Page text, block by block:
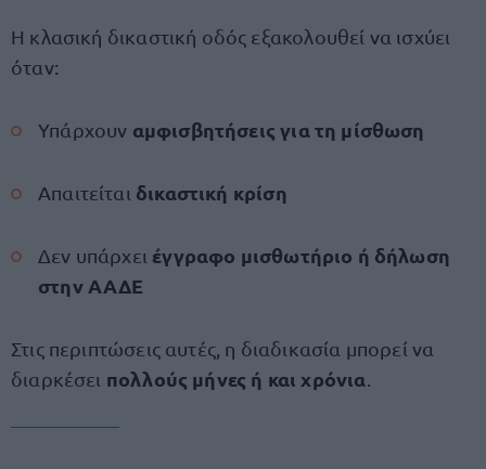
Η κλασική δικαστική οδός εξακολουθεί να ισχύει
όταν:
Υπάρχουν αμφισβητήσεις για τη μίσθωση
Απαιτείται δικαστική κρίση
Δεν υπάρχει έγγραφο μισθωτήριο ή δήλωση
στην ΑΑΔΕ
Στις περιπτώσεις αυτές, η διαδικασία μπορεί να
διαρκέσει πολλούς μήνες ή και χρόνια